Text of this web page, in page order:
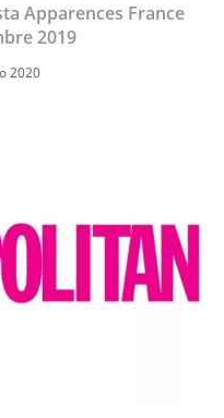
Apparences France
2019
2020